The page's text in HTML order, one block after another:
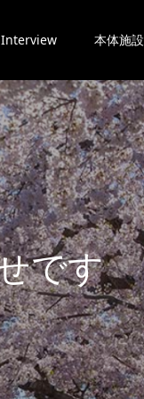
Interview 本体施設
です。